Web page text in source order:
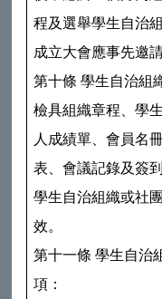
程及選舉學生自治
成立大會應事先邀
第十條 學生自治組
檢具組織章程、學
人成績單、會員名
表、會議記錄及簽
學生自治組織或社
效。
第十一條 學生自治
項：